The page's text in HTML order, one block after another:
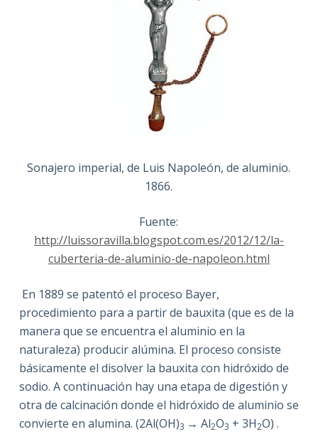
Sonajero imperial, de Luis Napoleón, de aluminio.
1866.
Fuente:
http://luissoravilla.blogspot.com.es/2012/12/la-
cuberteria-de-aluminio-de-napoleon.html
En 1889 se patentó el proceso Bayer,
procedimiento para a partir de bauxita (que es de la
manera que se encuentra el aluminio en la
naturaleza) producir alúmina. El proceso consiste
básicamente el disolver la bauxita con hidróxido de
sodio. A continuación hay una etapa de digestión y
otra de calcinación donde el hidróxido de aluminio se
convierte en alumina. (2Al(OH)3 → Al2O3 + 3H2O) .